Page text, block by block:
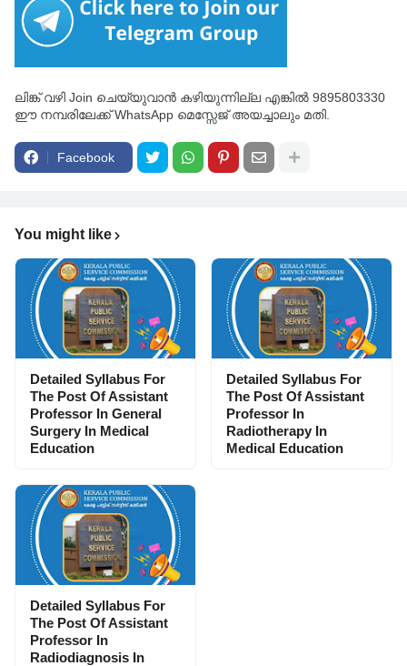
ലിങ്ക് വഴി Join ചെയ്യുവാൻ കഴിയുന്നില്ല എങ്കിൽ 9895803330
ഈ നമ്പരിലേക്ക് WhatsApp മെസ്സേജ് അയച്ചാലും മതി.
Facebook
You might like
Detailed Syllabus For
The Post Of Assistant
Professor In General
Surgery In Medical
Education
Detailed Syllabus For
The Post Of Assistant
Professor In
Radiotherapy In
Medical Education
Detailed Syllabus For
The Post Of Assistant
Professor In
Radiodiagnosis In